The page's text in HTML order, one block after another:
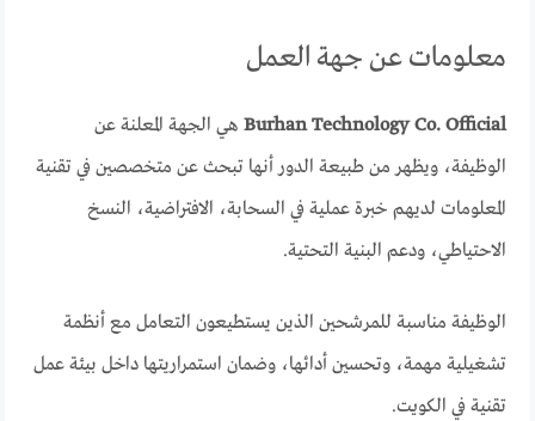
معلومات عن جهة العمل
Burhan Technology Co. Official هي الجهة المعلنة عن
الوظيفة، ويظهر من طبيعة الدور أنها تبحث عن متخصصين في تقنية
المعلومات لديهم خبرة عملية في السحابة، الافتراضية، النسخ
الاحتياطي، ودعم البنية التحتية.
الوظيفة مناسبة للمرشحين الذين يستطيعون التعامل مع أنظمة
تشغيلية مهمة، وتحسين أدائها، وضمان استمراريتها داخل بيئة عمل
تقنية في الكويت.